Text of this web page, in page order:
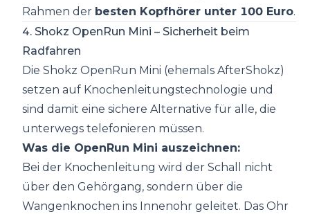
Rahmen der besten Kopfhörer unter 100 Euro.
4. Shokz OpenRun Mini – Sicherheit beim
Radfahren
Die Shokz OpenRun Mini (ehemals AfterShokz)
setzen auf Knochenleitungstechnologie und
sind damit eine sichere Alternative für alle, die
unterwegs telefonieren müssen.
Was die OpenRun Mini auszeichnen:
Bei der Knochenleitung wird der Schall nicht
über den Gehörgang, sondern über die
Wangenknochen ins Innenohr geleitet. Das Ohr